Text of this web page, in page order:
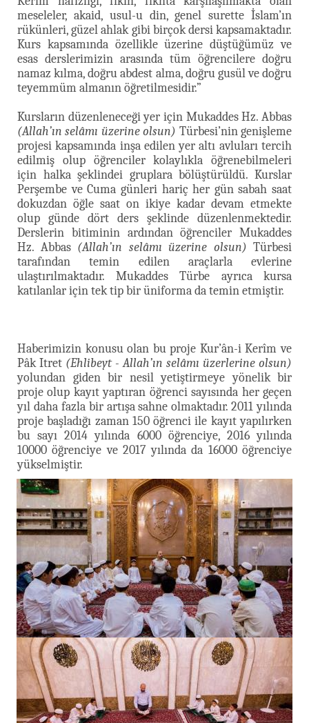
meseleler, akaid, usul-u din, genel surette İslam’ın
rükünleri, güzel ahlak gibi birçok dersi kapsamaktadır.
Kurs kapsamında özellikle üzerine düştüğümüz ve
esas derslerimizin arasında tüm öğrencilere doğru
namaz kılma, doğru abdest alma, doğru gusül ve doğru
teyemmüm almanın öğretilmesidir.”
Kursların düzenleneceği yer için Mukaddes Hz. Abbas
(Allah’ın selâmı üzerine olsun) Türbesi’nin genişleme
projesi kapsamında inşa edilen yer altı avluları tercih
edilmiş olup öğrenciler kolaylıkla öğrenebilmeleri
için halka şeklindei gruplara bölüştürüldü. Kurslar
Perşembe ve Cuma günleri hariç her gün sabah saat
dokuzdan öğle saat on ikiye kadar devam etmekte
olup günde dört ders şeklinde düzenlenmektedir.
Derslerin bitiminin ardından öğrenciler Mukaddes
Hz. Abbas (Allah’ın selâmı üzerine olsun) Türbesi
tarafından temin edilen araçlarla evlerine
ulaştırılmaktadır. Mukaddes Türbe ayrıca kursa
katılanlar için tek tip bir üniforma da temin etmiştir.
Haberimizin konusu olan bu proje Kur’ân-i Kerîm ve
Pâk Itret (Ehlibeyt - Allah’ın selâmı üzerlerine olsun)
yolundan giden bir nesil yetiştirmeye yönelik bir
proje olup kayıt yaptıran öğrenci sayısında her geçen
yıl daha fazla bir artışa sahne olmaktadır. 2011 yılında
proje başladığı zaman 150 öğrenci ile kayıt yapılırken
bu sayı 2014 yılında 6000 öğrenciye, 2016 yılında
10000 öğrenciye ve 2017 yılında da 16000 öğrenciye
yükselmiştir.